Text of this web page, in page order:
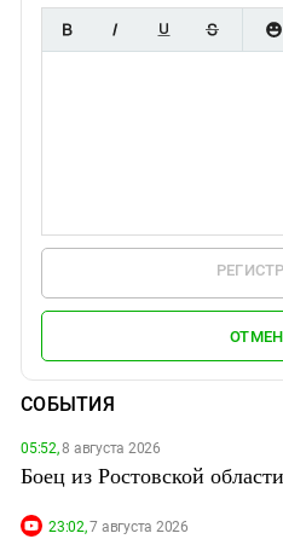
СОБЫТИЯ
05:52,8 августа 2026
Боец из Ростовской
23:02,7 августа 2026